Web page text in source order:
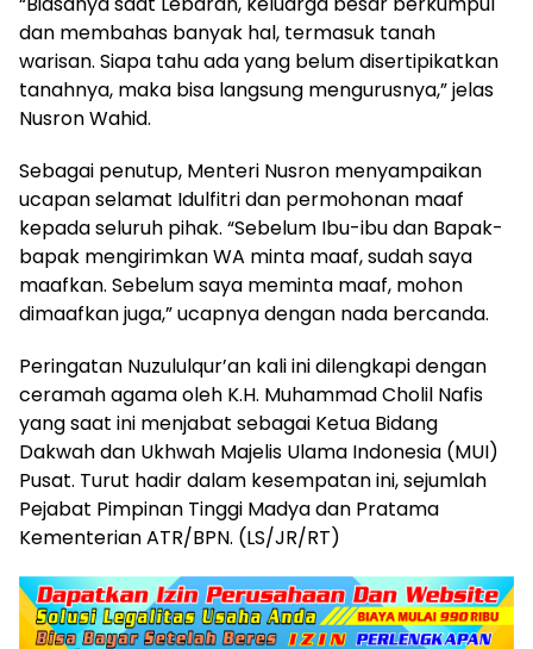
dan membahas banyak hal, termasuk tanah
warisan. Siapa tahu ada yang belum disertipikatkan
tanahnya, maka bisa langsung mengurusnya,” jelas
Nusron Wahid.
Sebagai penutup, Menteri Nusron menyampaikan
ucapan selamat Idulfitri dan permohonan maaf
kepada seluruh pihak. “Sebelum Ibu-ibu dan Bapak-
bapak mengirimkan WA minta maaf, sudah saya
maafkan. Sebelum saya meminta maaf, mohon
dimaafkan juga,” ucapnya dengan nada bercanda.
Peringatan Nuzululqur’an kali ini dilengkapi dengan
ceramah agama oleh K.H. Muhammad Cholil Nafis
yang saat ini menjabat sebagai Ketua Bidang
Dakwah dan Ukhwah Majelis Ulama Indonesia (MUI)
Pusat. Turut hadir dalam kesempatan ini, sejumlah
Pejabat Pimpinan Tinggi Madya dan Pratama
Kementerian ATR/BPN. (LS/JR/RT)